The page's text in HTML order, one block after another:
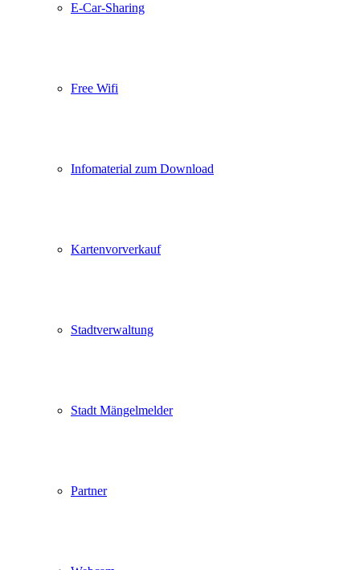
E-Car-Sharing
Free Wifi
Infomaterial zum Download
Kartenvorverkauf
Stadtverwaltung
Stadt Mängelmelder
Partner